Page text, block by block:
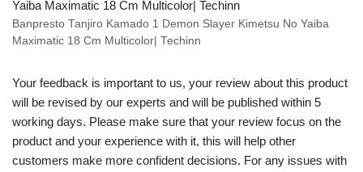
Banpresto Tanjiro Kamado 1 Demon Slayer Kimetsu No Yaiba
Maximatic 18 Cm Multicolor| Techinn
Your feedback is important to us, your review about this product
will be revised by our experts and will be published within 5
working days. Please make sure that your review focus on the
product and your experience with it, this will help other
customers make more confident decisions. For any issues with